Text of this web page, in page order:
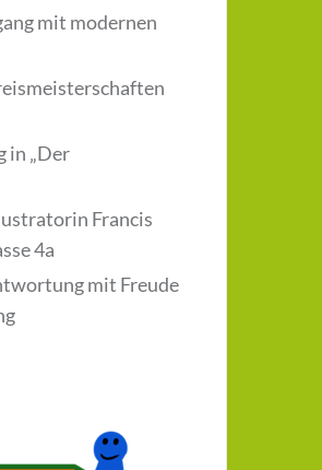
mit modernen
in „Der
Francis
4a
mit Freude